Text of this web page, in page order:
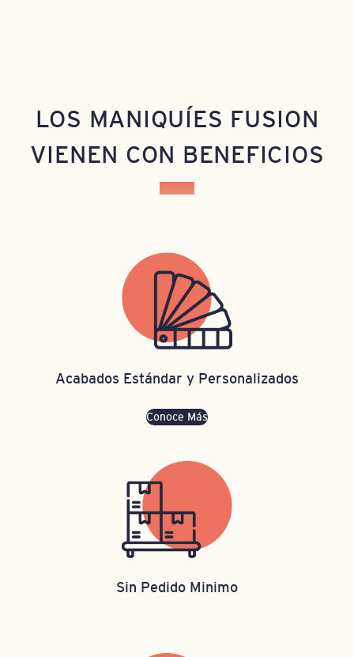
LOS MANIQUÍES FUSION
VIENEN CON BENEFICIOS
Acabados Estándar y Personalizados
Conoce Más
Sin Pedido Minimo